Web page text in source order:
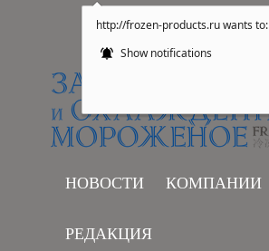
http://frozen-products.ru wants to:
Show notifications
НОВОСТИ КОМПАНИИ
РЕДАКЦИЯ